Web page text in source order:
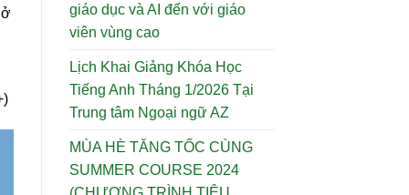
giáo dục và AI đến với giáo
viên vùng cao
Lịch Khai Giảng Khóa Học
Tiếng Anh Tháng 1/2026 Tại
Trung tâm Ngoại ngữ AZ
MÙA HÈ TĂNG TỐC CÙNG
SUMMER COURSE 2024